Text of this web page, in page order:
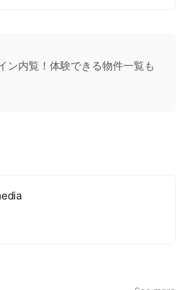
ン内覧！体験できる物件一覧も